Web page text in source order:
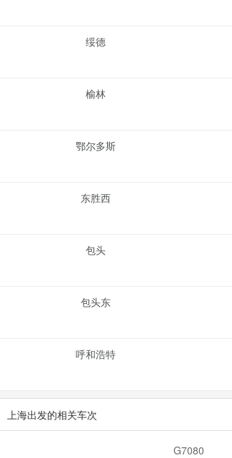
绥德
榆林
鄂尔多斯
东胜西
包头
包头东
呼和浩特
上海出发的相关车次
G7080